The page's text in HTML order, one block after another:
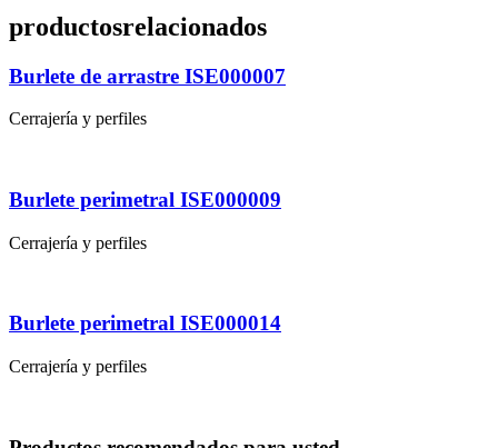
productosrelacionados
Burlete de arrastre ISE000007
Cerrajería y perfiles
Burlete perimetral ISE000009
Cerrajería y perfiles
Burlete perimetral ISE000014
Cerrajería y perfiles